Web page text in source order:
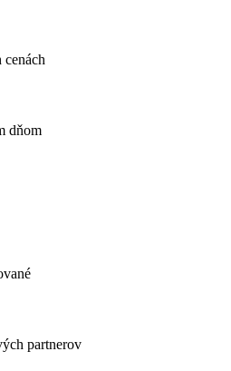
cenách
dňom
partnerov